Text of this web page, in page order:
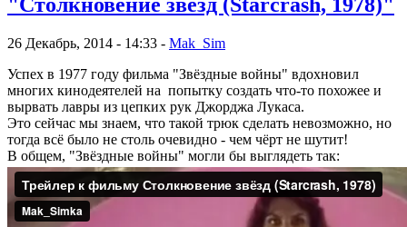
26 Декабрь, 2014 - 14:33 - Mak_Sim
Успех в 1977 году фильма "Звёздные войны" вдохновил
многих кинодеятелей на попытку создать что-то похожее и
вырвать лавры из цепких рук Джорджа Лукаса.
Это сейчас мы знаем, что такой трюк сделать невозможно, но
тогда всё было не столь очевидно - чем чёрт не шутит!
В общем, "Звёздные войны" могли бы выглядеть так: